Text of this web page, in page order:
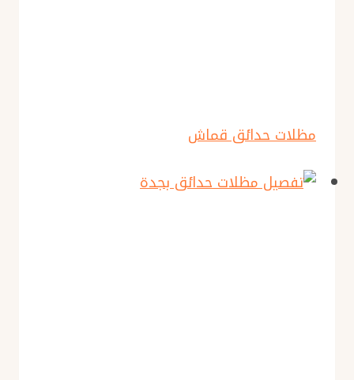
مظلات حدائق قماش